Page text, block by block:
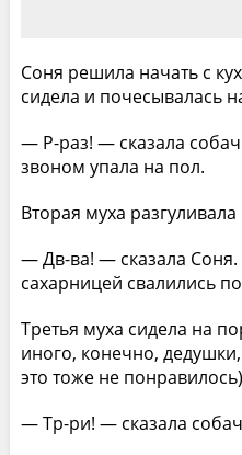
Соня решила начать с
сидела и почесывалась
— Р-раз! — сказала
звоном упала на пол.
Вторая муха
— Дв-ва! — сказала Соня.
сахарницей свалились
Третья муха сидела на
иного, конечно,
это тоже не
— Тр-ри! — сказала